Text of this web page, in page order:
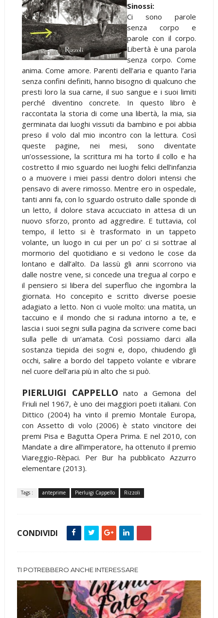
Sinossi:
Ci sono parole
senza corpo e
parole con il corpo.
Libertà è una parola
senza corpo. Come
anima. Come amore. Parenti dell’aria e quanto l’aria
senza confini definiti, hanno bisogno di qualcuno che
presti loro la sua carne, il suo sangue e i suoi limiti
perché diventino concrete. In questo libro è
raccontata la storia di come una libertà, la mia, sia
germinata dai luoghi vissuti da bambino e poi abbia
preso il volo dal mio incontro con la lettura. Così
queste pagine, nei mesi, sono diventate
un’ossessione, la scrittura mi ha torto il collo e ha
costretto il mio sguardo nei luoghi felici dell’infanzia
o a muovere i miei passi dentro dolori intensi che
pensavo di avere rimosso. Mentre ero in ospedale,
tanti anni fa, con lo sguardo ostruito dalle sponde di
un letto, il dolore stava accucciato in attesa di un
nuovo sforzo, pronto ad aggredire. E tuttavia, col
tempo, il letto si è trasformato in un tappeto
volante, un luogo in cui per un po’ ci si sottrae al
mormorio del quotidiano e si vedono le cose da
lontano e dall’alto. Da lassù gli anni scorrono via
dalle nostre vene, si concede una tregua al corpo e
il pensiero si libera del superfluo che ingombra la
giornata. Ho concepito e scritto diverse poesie
adagiato a letto. Non ci vuole molto: una matita, un
taccuino e il mondo che si raduna intorno a te, e
lascia i suoi segni sulla pagina da scrivere come baci
sulla pelle di un’amata. Così possiamo darci alla
sostanza tiepida dei sogni e, dopo, chiudendo gli
occhi, salire a bordo del tappeto volante e vibrare
nel cuore dell’aria più in alto che si può.
PIERLUIGI CAPPELLO nato a Gemona del
Friuli nel 1967, è uno dei maggiori poeti italiani. Con
Dittico (2004) ha vinto il premio Montale Europa,
con Assetto di volo (2006) è stato vincitore dei
premi Pisa e Bagutta Opera Prima. E nel 2010, con
Mandate a dire all’imperatore, ha ottenuto il premio
Viareggio-Rèpaci. Per Bur ha pubblicato Azzurro
elementare (2013).
Tags : anteprime Pierluigi Cappello Rizzoli
CONDIVIDI
TI POTREBBERO ANCHE INTERESSARE